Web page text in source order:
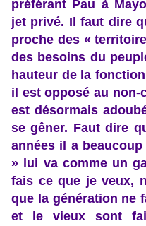
préférant Pau à
jet privé. Il faut dire
proche des «
des besoins du
hauteur de la
il est opposé au non-
est désormais
se gêner. Faut dire
années il a beaucoup
» lui va comme un
fais ce que je veux,
que la génération ne
et le vieux sont